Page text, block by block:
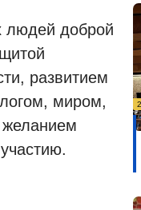
людей доброй
развитием
миром,
желанием